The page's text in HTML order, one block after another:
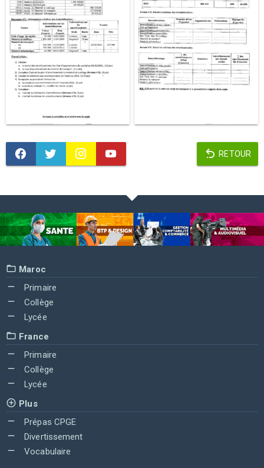
RETOUR
Maroc
Primaire
Collège
Lycée
France
Primaire
Collège
Lycée
Plus
Prépas CPGE
Divertissement
Vocabulaire